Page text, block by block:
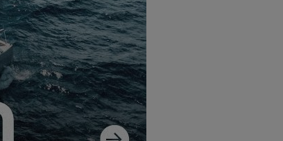
sobre este
Bombarda,
los Países Bajos,